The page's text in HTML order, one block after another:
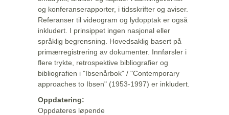
og konferanserapporter, i tidsskrifter og aviser.
Referanser til videogram og lydopptak er også
inkludert. I prinsippet ingen nasjonal eller
språklig begrensning. Hovedsaklig basert på
primærregistrering av dokumenter. Innførsler i
flere trykte, retrospektive bibliografier og
bibliografien i "Ibsenårbok" / "Contemporary
approaches to Ibsen" (1953-1997) er inkludert.
Oppdatering:
Oppdateres løpende